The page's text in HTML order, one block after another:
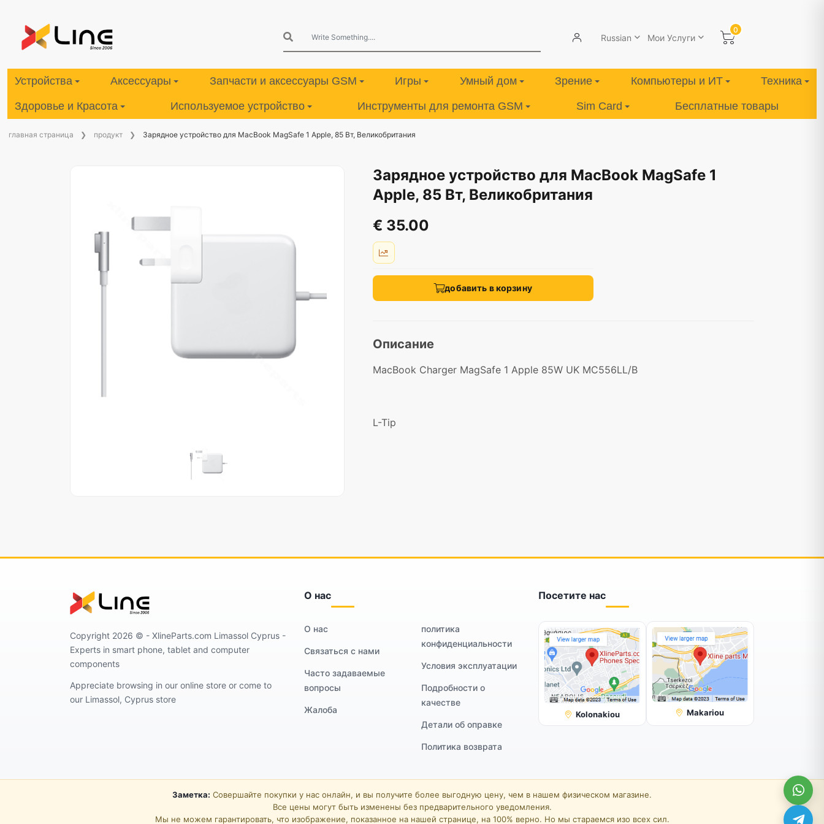
Russian Мои Услуги
0
Устройства Аксессуары Запчасти и аксессуары GSM Игры Умный дом Зрение Компьютеры и ИТ Техника
Здоровье и Красота Используемое устройство Инструменты для ремонта GSM Sim Card Бесплатные товары
главная страница продукт Зарядное устройство для MacBook MagSafe 1 Apple, 85 Вт, Великобритания
Зарядное устройство для MacBook MagSafe 1
Apple, 85 Вт, Великобритания
€ 35.00
добавить в корзину
Описание
MacBook Charger MagSafe 1 Apple 85W UK ‎MC556LL/B
L-Tip
Copyright 2026 ©️ - XlineParts.com Limassol Cyprus -
Experts in smart phone, tablet and computer
components
Appreciate browsing in our online store or come to
our Limassol, Cyprus store
О нас
О нас
Связаться с нами
Часто задаваемые
вопросы
Жалоба
политика
конфиденциальности
Условия эксплуатации
Подробности о
качестве
Детали об оправке
Политика возврата
Посетите нас
Kolonakiou Makariou
Заметка: Совершайте покупки у нас онлайн, и вы получите более выгодную цену, чем в нашем физическом магазине.
Все цены могут быть изменены без предварительного уведомления.
Мы не можем гарантировать, что изображение, показанное на нашей странице, на 100% верно. Но мы стараемся изо всех сил.